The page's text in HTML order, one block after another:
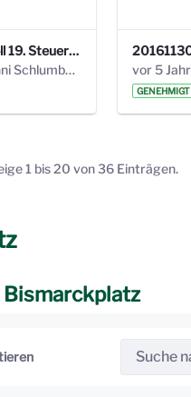
20170222 Protokoll 19. Steuerungskreis.pdf
vor 5 Jahren von Anni Schlumberger
GENEHMIGT
1 bis 20 von 36 Einträgen.